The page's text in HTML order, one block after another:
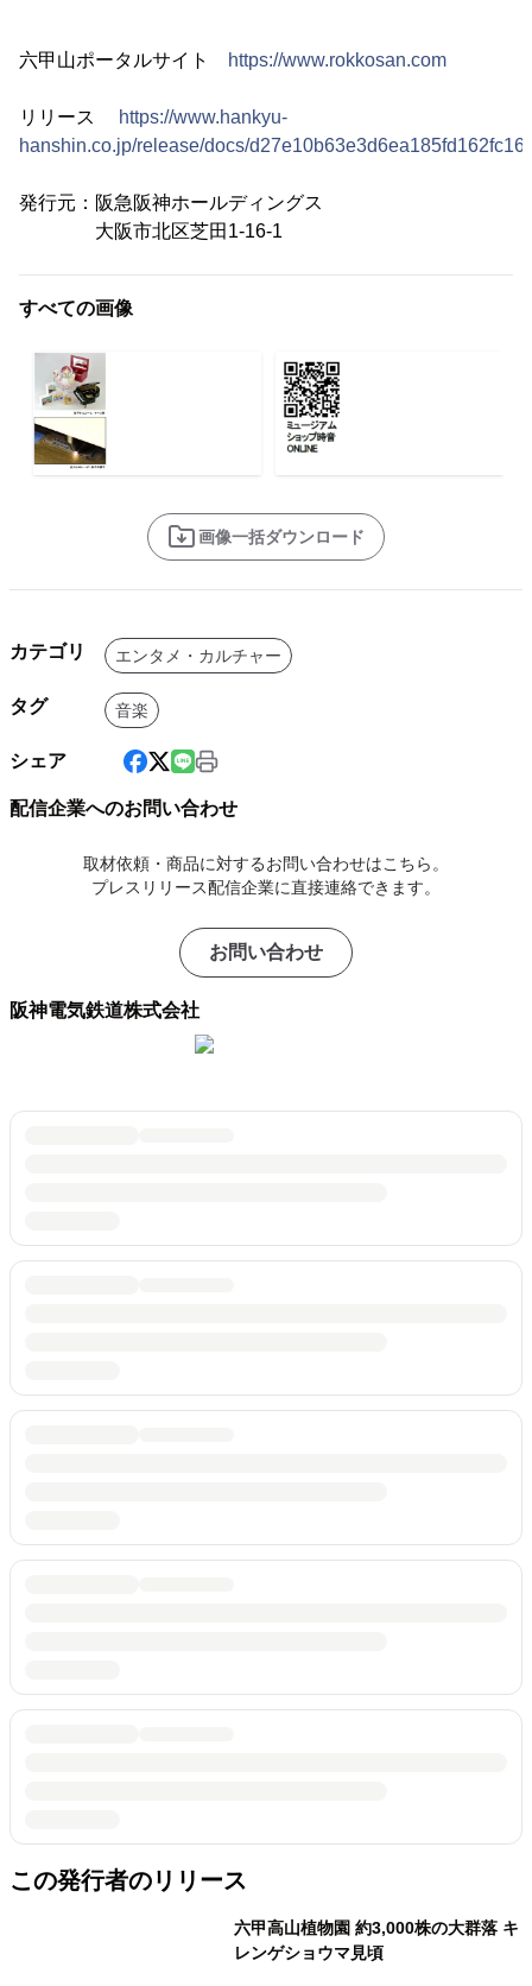
六甲山ポータルサイト https://www.rokkosan.com
リリース
https://www.hankyu-
hanshin.co.jp/release/docs/
発行元：阪急阪神ホールディングス
大阪市北区芝田1-16-1
すべての画像
画像一括ダウンロード
カテゴリ エンタメ・カルチャー
タグ 音楽
シェア
配信企業へのお問い合わせ
取材依頼・商品に対するお問い合わせはこちら。
プレスリリース配信企業に直接連絡できます。
お問い合わせ
阪神電気鉄道株式会社
この発行者のリリース
六甲高山植物園 約3,000株の大群落 キ
レンゲショウマ見頃